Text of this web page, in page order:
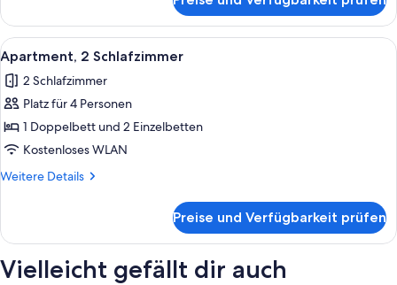
2 Schlafzimmer,
Meerblick
Alle
Fotos
für
Apartment,
2 Schlafzimmer
anzeigen
Ein modernes Hotelzimmer mit
5
Apartment, 2 Schlafzimmer
2 Schlafzimmer
Platz für 4 Personen
1 Doppelbett und 2 Einzelbetten
Kostenloses WLAN
Weitere Details
Weitere
2 Schlafzimmer
Preise und Verfügbarkeit prüfen
Vielleicht gefällt dir auch